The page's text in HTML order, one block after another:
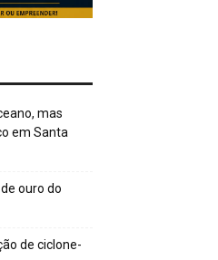
mas
em Santa
ouro do
de ciclone-